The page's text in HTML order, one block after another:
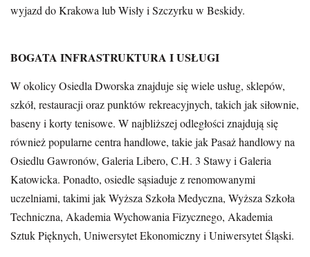
wyjazd do Krakowa lub Wisły i Szczyrku w Beskidy.
BOGATA INFRASTRUKTURA I USŁUGI
W okolicy Osiedla Dworska znajduje się wiele usług, sklepów,
szkół, restauracji oraz punktów rekreacyjnych, takich jak siłownie,
baseny i korty tenisowe. W najbliższej odległości znajdują się
również popularne centra handlowe, takie jak Pasaż handlowy na
Osiedlu Gawronów, Galeria Libero, C.H. 3 Stawy i Galeria
Katowicka. Ponadto, osiedle sąsiaduje z renomowanymi
uczelniami, takimi jak Wyższa Szkoła Medyczna, Wyższa Szkoła
Techniczna, Akademia Wychowania Fizycznego, Akademia
Sztuk Pięknych, Uniwersytet Ekonomiczny i Uniwersytet Śląski.